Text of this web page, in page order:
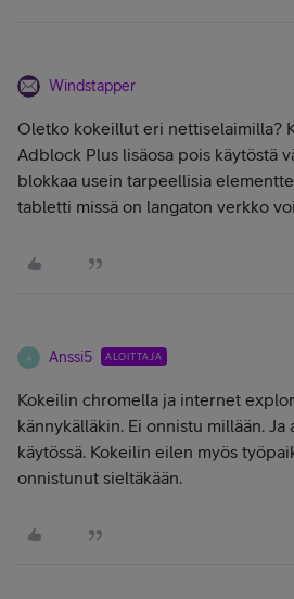
Windstapper
Oletko kokeillut eri nettiselaimilla?
Adblock Plus lisäosa pois käytöstä
blokkaa usein tarpeellisia
tabletti missä on langaton verkko
A Anssi5 ALOITTAJA
Kokeilin chromella ja internet
kännykälläkin. Ei onnistu millään.
käytössä. Kokeilin eilen myös
onnistunut sieltäkään.